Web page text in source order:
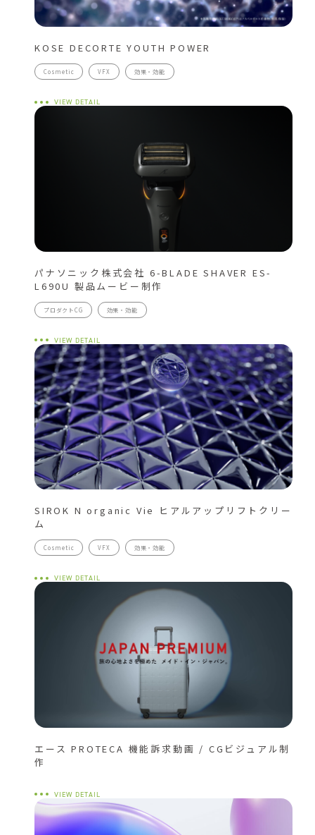
KOSE DECORTE YOUTH POWER
Cosmetic VFX 効果・効能
VIEW DETAIL
パナソニック株式会社 6-BLADE SHAVER ES-
L690U 製品ムービー制作
プロダクトCG 効果・効能
VIEW DETAIL
SIROK N organic Vie ヒアルアップリフトクリー
ム
Cosmetic VFX 効果・効能
VIEW DETAIL
エース PROTECA 機能訴求動画 / CGビジュアル制
作
VIEW DETAIL